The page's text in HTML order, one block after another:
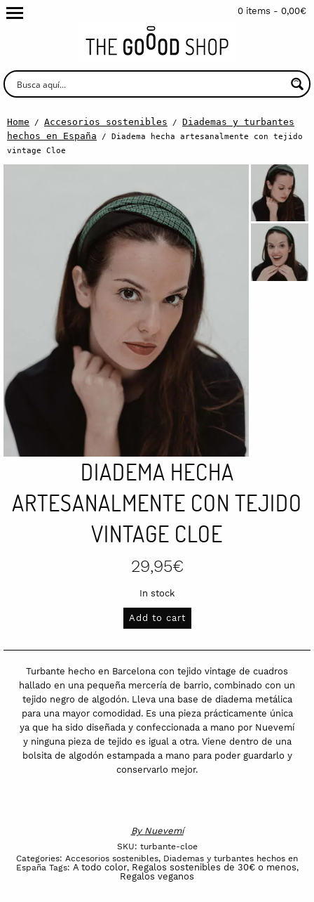
0 items - 0,00€
Home / Accesorios sostenibles / Diademas y turbantes
hechos en España / Diadema hecha artesanalmente con tejido
vintage Cloe
DIADEMA HECHA
ARTESANALMENTE CON TEJIDO
VINTAGE CLOE
29,95€
In stock
artesanalmente
tejido
vintage
Cloe
quantity
Add to cart
Turbante hecho en Barcelona con tejido vintage de cuadros
hallado en una pequeña mercería de barrio, combinado con un
tejido negro de algodón. Lleva una base de diadema metálica
para una mayor comodidad. Es una pieza prácticamente única
ya que ha sido diseñada y confeccionada a mano por Nuevemí
y ninguna pieza de tejido es igual a otra. Viene dentro de una
bolsita de algodón estampada a mano para poder guardarlo y
conservarlo mejor.
By Nuevemí
SKU: turbante-cloe
Categories: Accesorios sostenibles, Diademas y turbantes hechos en
España Tags: A todo color, Regalos sostenibles de 30€ o menos,
Regalos veganos